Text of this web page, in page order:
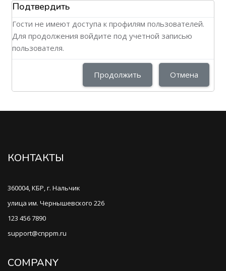
Подтвердить
Гости не имеют доступа к профилям пользователей.
Для продолжения войдите под учетной записью
пользователя.
Продолжить Отмена
КОНТАКТЫ
360004, КБР, г. Нальчик
улица им. Чернышевского 226
123 456 7890
support@cnppm.ru
COMPANY